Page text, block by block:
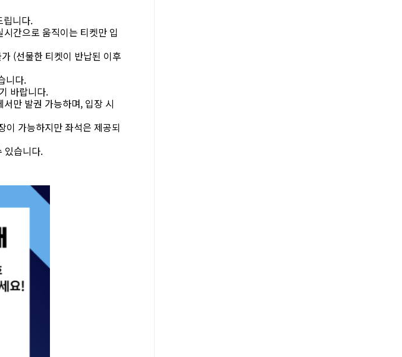
립니다.
간으로 움직이는 티켓만 입
(선물한 티켓이 반납된 이후
니다.
바랍니다.
만 발권 가능하며, 입장 시
이 가능하지만 좌석은 제공되
있습니다.